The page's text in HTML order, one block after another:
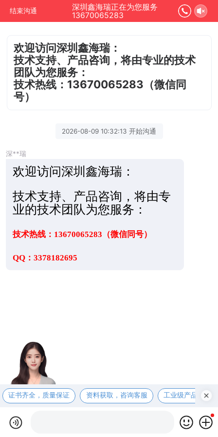
结束沟通
深圳鑫海瑞正在为您服务
13670065283
欢迎访问深圳鑫海瑞：
技术支持、产品咨询，将由专业的技术
团队为您服务：
技术热线：13670065283（微信同
号）
2026-08-09 10:32:13 开始沟通
深**瑞
欢迎访问深圳鑫海瑞：
技术支持、产品咨询，将由专
业的技术团队为您服务：
技术热线：13670065283（微信同号）
QQ：3378182695
证书齐全，质量保证 资料获取，咨询客服 工业级产品，售